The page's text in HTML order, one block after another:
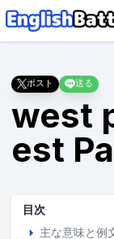
ポスト 送る
west
est
目次
主な意味と例